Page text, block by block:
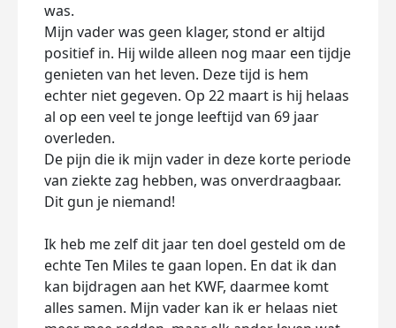
was.
Mijn vader was geen klager, stond er altijd
positief in. Hij wilde alleen nog maar een tijdje
genieten van het leven. Deze tijd is hem
echter niet gegeven. Op 22 maart is hij helaas
al op een veel te jonge leeftijd van 69 jaar
overleden.
De pijn die ik mijn vader in deze korte periode
van ziekte zag hebben, was onverdraagbaar.
Dit gun je niemand!
Ik heb me zelf dit jaar ten doel gesteld om de
echte Ten Miles te gaan lopen. En dat ik dan
kan bijdragen aan het KWF, daarmee komt
alles samen. Mijn vader kan ik er helaas niet